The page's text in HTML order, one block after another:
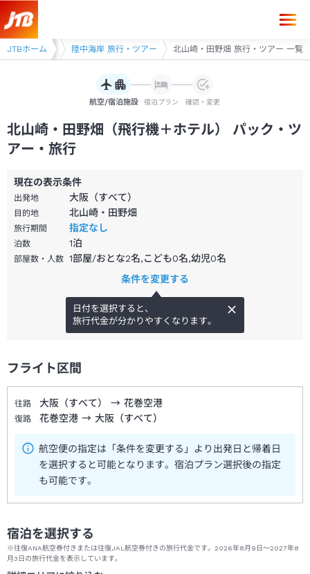
JTBホーム
旅行・ツアー 陸中海岸 旅行・ツアー 北山崎・田野畑 旅行・ツアー 一覧
航空/宿泊施設 宿泊プラン 確認・変更
北山崎・田野畑（飛行機＋ホテル） パック・ツ
アー・旅行
現在の表示条件
出発地 大阪（すべて）
目的地 北山崎・田野畑
旅行期間 指定なし
泊数 1泊
部屋数・人数 1部屋/おとな2名,こども0名,幼児0名
条件を変更する
日付を選択すると、
旅行代金が分かりやすくなります。
フライト区間
往路 大阪（すべて） → 花巻空港
復路 花巻空港 → 大阪（すべて）
航空便の指定は「条件を変更する」より出発日と帰着日
を選択すると可能となります。宿泊プラン選択後の指定
も可能です。
宿泊を選択する
※往復ANA航空券付きまたは往復JAL航空券付きの旅行代金です。2026年8月9日～2027年8
月3日の旅行代金を表示しています。